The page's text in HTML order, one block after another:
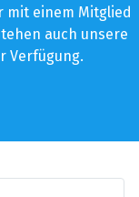
mit einem Mitglied
auch unsere
Verfügung.